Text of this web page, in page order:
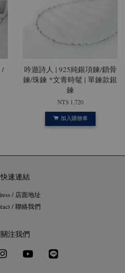
/
吟遊詩人 | 925純銀項鍊/鎖骨
鍊/珠鍊 *文青時髦 | 單鍊款銀
鍊
NT$ 1,720
加入購物車
快速連結
/ 店面地址
/ 聯絡我們
關注我們
Instagram YouTube